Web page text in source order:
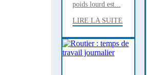
poids lourd est...
LIRE LA SUITE